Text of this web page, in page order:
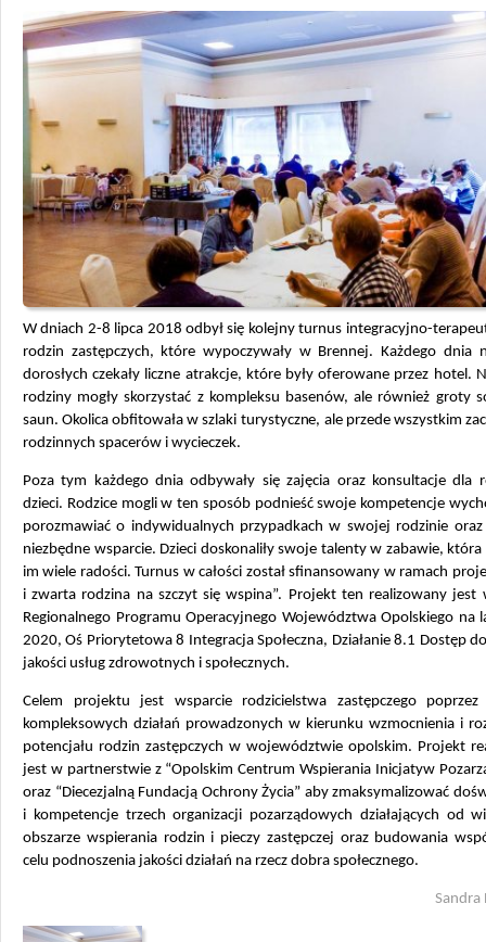
W dniach 2-8 lipca 2018 odbył się kolejny turnus integracyjno-
rodzin zastępczych, które wypoczywały w Brennej. Każdego dnia
dorosłych czekały liczne atrakcje, które były oferowane przez hotel.
rodziny mogły skorzystać z kompleksu basenów, ale również groty
saun. Okolica obfitowała w szlaki turystyczne, ale przede wszystkim
rodzinnych spacerów i wycieczek.
Poza tym każdego dnia odbywały się zajęcia oraz konsultacje dla
dzieci. Rodzice mogli w ten sposób podnieść swoje kompetencje
porozmawiać o indywidualnych przypadkach w swojej rodzinie
niezbędne wsparcie. Dzieci doskonaliły swoje talenty w zabawie, która
im wiele radości. Turnus w całości został sfinansowany w ramach
i zwarta rodzina na szczyt się wspina”. Projekt ten realizowany jest
Regionalnego Programu Operacyjnego Województwa Opolskiego na
2020, Oś Priorytetowa 8 Integracja Społeczna, Działanie 8.1 Dostęp
jakości usług zdrowotnych i społecznych.
Celem projektu jest wsparcie rodzicielstwa zastępczego poprzez
kompleksowych działań prowadzonych w kierunku wzmocnienia i
potencjału rodzin zastępczych w województwie opolskim. Projekt
jest w partnerstwie z “Opolskim Centrum Wspierania Inicjatyw
oraz “Diecezjalną Fundacją Ochrony Życia” aby zmaksymalizować
i kompetencje trzech organizacji pozarządowych działających od
obszarze wspierania rodzin i pieczy zastępczej oraz budowania
celu podnoszenia jakości działań na rzecz dobra społecznego.
Sandra